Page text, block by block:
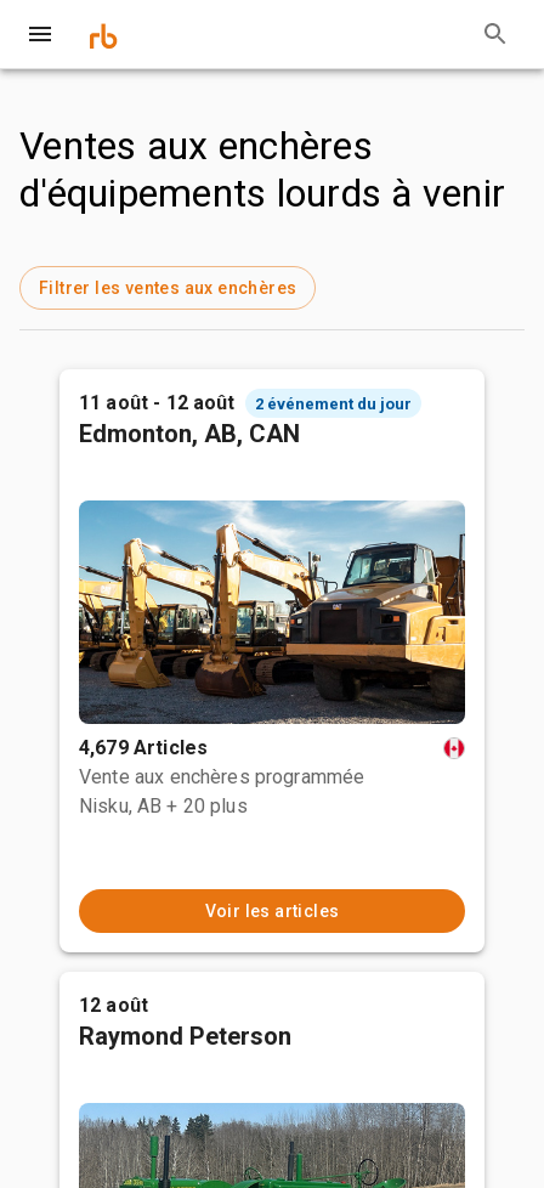
Ventes aux enchères
d'équipements lourds à venir
Filtrer les ventes aux enchères
11 août - 12 août 2 événement du jour
Edmonton, AB, CAN
4,679 Articles
Vente aux enchères programmée
Nisku, AB + 20 plus
Voir les articles
12 août
Raymond Peterson